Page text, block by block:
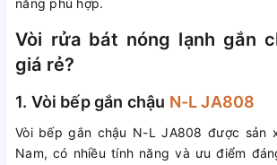
năng phù hợp.
Vòi rửa bát nóng lạnh gắn
giá rẻ?
1. Vòi bếp gắn chậu N-L JA808
Vòi bếp gắn chậu N-L JA808 được sản
Nam, có nhiều tính năng và ưu điểm